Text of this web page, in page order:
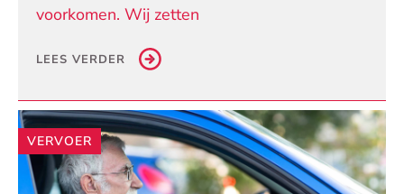
voorkomen. Wij zetten
LEES VERDER
VERVOER